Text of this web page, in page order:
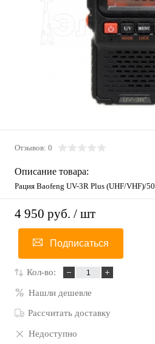
Отзывов: 0
Описание товара:
Рация Baofeng UV-3R Plus (UHF/VHF)/50
4 950 руб. / шт
Подписаться
Кол-во:
Нашли дешевле
Рассчитать доставку
Недоступно